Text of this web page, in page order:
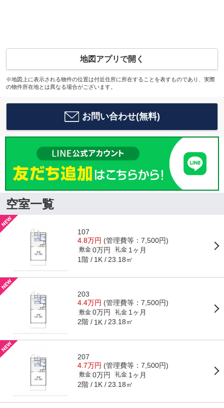
地図アプリで開く
※地図上に表示される物件の位置は付近住所に所在することを表すものであり、実際
の物件所在地とは異なる場合がございます。
お問い合わせ(無料)
空室一覧
107
4.8万円 (管理費等：7,500円)
敷金 0万円 礼金 1ヶ月
1階 1K 23.18㎡
203
4.4万円 (管理費等：7,500円)
敷金 0万円 礼金 1ヶ月
2階 1K 23.18㎡
207
4.7万円 (管理費等：7,500円)
敷金 0万円 礼金 1ヶ月
2階 1K 23.18㎡